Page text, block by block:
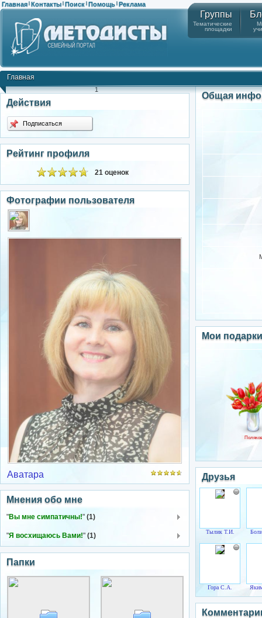
Главная | Контакты | Поиск | Помощь | Реклама
Группы
Тематические
площадки
Главная
1
Действия
Подписаться
Рейтинг профиля
21 оценок
Фотографии пользователя
Аватара
Мнения обо мне
"Вы мне симпатичны!" (1)
"Я восхищаюсь Вами!" (1)
Папки
Общая
Мои подарки
Друзья
Тылик Т.И.
Гора С.А.